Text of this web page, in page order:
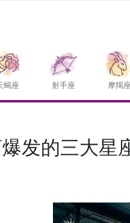
蝎座 射手座 摩羯
发的三大星